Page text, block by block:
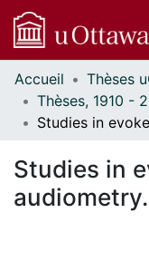
Communautés
et collections
Parcourir
À propos
Accueil
Studies in
audiometry.